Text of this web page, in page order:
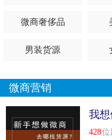
微商奢侈品
男装货源
微商营销
我
推荐
428位